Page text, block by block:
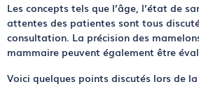
Les concepts tels que l’âge, l’état de
attentes des patientes sont tous
consultation. La précision des
mammaire peuvent également être
Voici quelques points discutés lors de